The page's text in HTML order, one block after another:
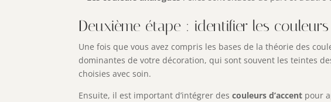
Deuxième étape : identifier les
Une fois que vous avez compris les bases de la théorie des
dominantes de votre décoration, qui sont souvent les teintes
choisies avec soin.
Ensuite, il est important d’intégrer descouleurs d’accent pour